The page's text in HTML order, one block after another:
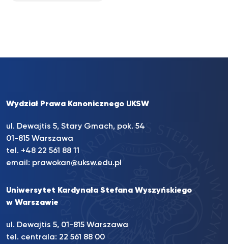
Wydział Prawa Kanonicznego UKSW
ul. Dewajtis 5, Stary Gmach, pok. 54
01-815 Warszawa
tel. +48 22 561 88 11
email: prawokan@uksw.edu.pl
Uniwersytet Kardynała Stefana Wyszyńskiego
w Warszawie
ul. Dewajtis 5, 01-815 Warszawa
tel. centrala: 22 561 88 00